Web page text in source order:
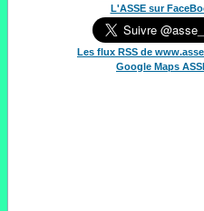
L'ASSE sur
Les flux RSS de
Google Maps